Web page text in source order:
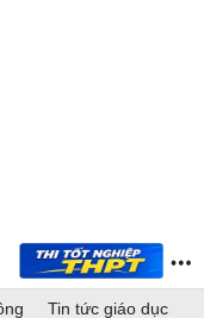
Tin tức giáo dục